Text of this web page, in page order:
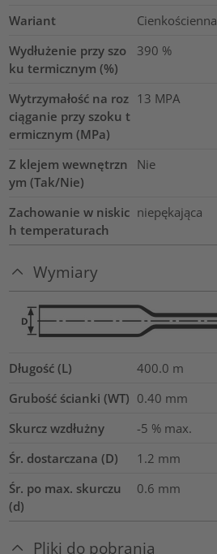
Wariant
Cienkościenna
Wydłużenie przy szo
ku termicznym (%)
390 %
Wytrzymałość na roz
ciąganie przy szoku t
ermicznym (MPa)
13 MPA
Z klejem wewnętrzn
ym (Tak/Nie)
Nie
Zachowanie w niskic
h temperaturach
niepękająca
Wymiary
Długość (L) 400.0 m
Grubość ścianki (WT) 0.40 mm
Skurcz wzdłużny
-5 % max.
Śr. dostarczana (D)
1.2 mm
Śr. po max. skurczu
(d)
0.6 mm
Pliki do pobrania